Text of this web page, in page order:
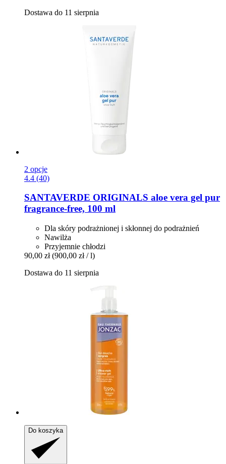
Dostawa do 11 sierpnia
2 opcje
4.4 (40)
SANTAVERDE ORIGINALS aloe vera gel pur
fragrance-​free, 100 ml
Dla skóry podrażnionej i skłonnej do podrażnień
Nawilża
Przyjemnie chłodzi
90,00 zł (900,00 zł / l)
Dostawa do 11 sierpnia
Do koszyka